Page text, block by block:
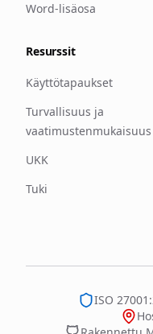
Word-lisäosa
Resurssit
Käyttötapaukset
Turvallisuus ja
vaatimustenmukaisuus
UKK
Tuki
ISO